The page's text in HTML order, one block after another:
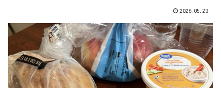
2026.05.29